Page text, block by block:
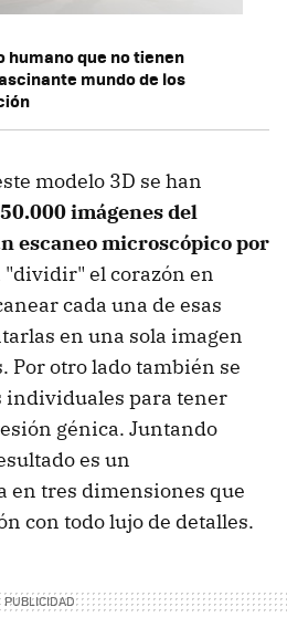
humano que no tienen
mundo de los
modelo 3D se han
imágenes del
escaneo microscópico por
"dividir" el corazón en
cada una de esas
en una sola imagen
Por otro lado también se
individuales para tener
génica. Juntando
es un
en tres dimensiones que
con todo lujo de detalles.